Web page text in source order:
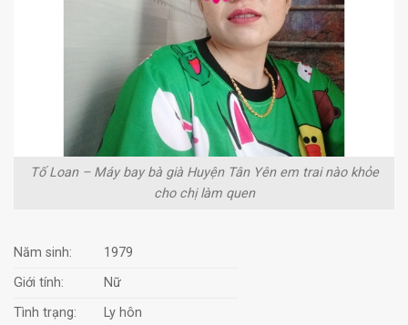
Tố Loan – Máy bay bà già Huyện Tân Yên em trai nào khỏe
cho chị làm quen
Năm sinh:
1979
Giới tính:
Nữ
Tình trạng:
Ly hôn